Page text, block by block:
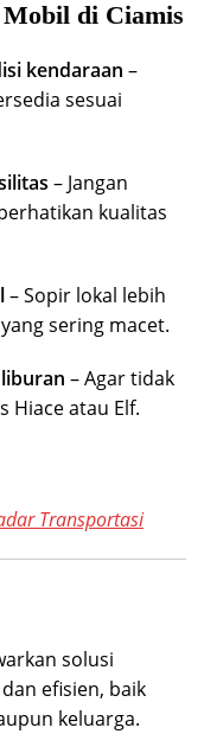
di Ciamis
kendaraan –
sesuai
– Jangan
kualitas
– Sopir lokal lebih
sering macet.
– Agar tidak
Hiace atau Elf.
Transportasi
solusi
efisien, baik
keluarga.